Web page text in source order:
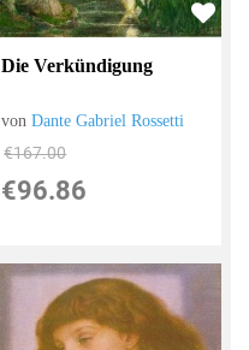
Die Verkündigung
vonDante Gabriel Rossetti
€167.00
€96.86